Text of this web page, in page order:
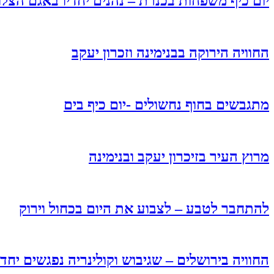
החוויה הירוקה בבנימינה וזכרון יעקב
מתגבשים בחוף נחשולים -יום כיף בים
מרוץ העיר בזיכרון יעקב ובנימינה
להתחבר לטבע – לצבוע את היום בכחול וירוק
החוויה בירושלים – שגיבוש וקולינריה נפגשים